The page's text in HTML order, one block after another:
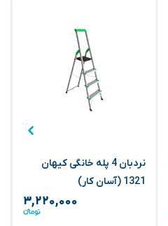
‏نردبان 4 پله خانگی کیهان
1321 (آسان کار)
۳,۲۲۰,۰۰۰